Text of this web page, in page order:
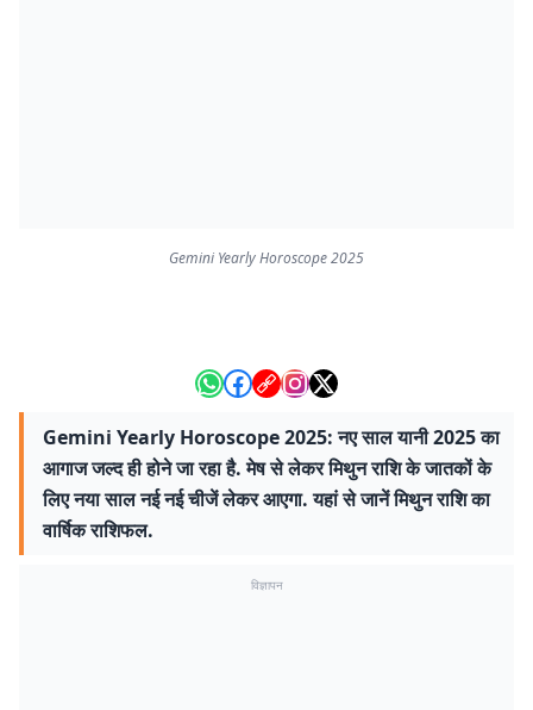
Gemini Yearly Horoscope 2025
Gemini Yearly Horoscope 2025: नए साल यानी 2025 का
आगाज जल्द ही होने जा रहा है. मेष से लेकर मिथुन राशि के जातकों के
लिए नया साल नई नई चीजें लेकर आएगा. यहां से जानें मिथुन राशि का
वार्षिक राशिफल.
विज्ञापन